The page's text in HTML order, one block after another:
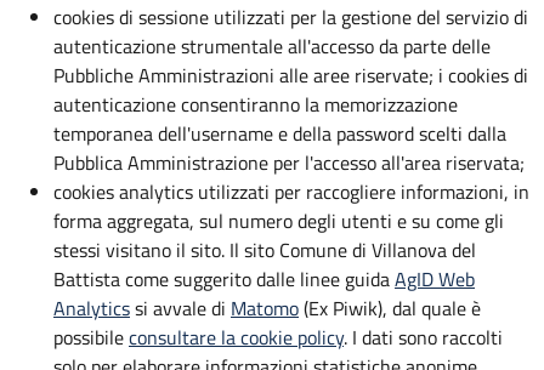
cookies di sessione utilizzati per la gestione del servizio di
autenticazione strumentale all'accesso da parte delle
Pubbliche Amministrazioni alle aree riservate; i cookies di
autenticazione consentiranno la memorizzazione
temporanea dell'username e della password scelti dalla
Pubblica Amministrazione per l'accesso all'area riservata;
cookies analytics utilizzati per raccogliere informazioni, in
forma aggregata, sul numero degli utenti e su come gli
stessi visitano il sito. Il sito Comune di Villanova del
Battista come suggerito dalle linee guidaAgID Web
Analyticssi avvale di Matomo(Ex Piwik), dal quale è
possibileconsultare la cookie policy. I dati sono raccolti